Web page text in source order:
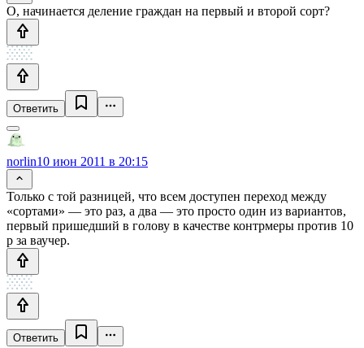
О, начинается деление граждан на первый и второй сорт?
Ответить
norlin10 июн 2011 в 20:15
Только с той разницей, что всем доступен переход между
«сортами» — это раз, а два — это просто один из вариантов,
первый пришедший в голову в качестве контрмеры против 10
р за ваучер.
Ответить